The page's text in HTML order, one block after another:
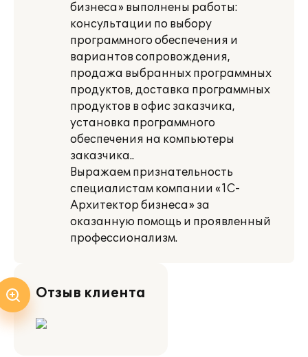
бизнеса» выполнены работы:
консультации по выбору
программного обеспечения и
вариантов сопровождения,
продажа выбранных программных
продуктов, доставка программных
продуктов в офис заказчика,
установка программного
обеспечения на компьютеры
заказчика..
Выражаем признательность
специалистам компании «1С-
Архитектор бизнеса» за
оказанную помощь и проявленный
профессионализм.
Отзыв клиента